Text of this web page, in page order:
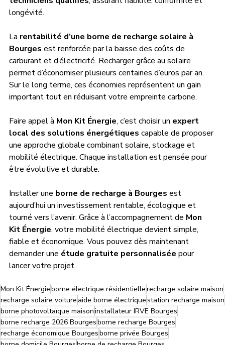
longévité.
La rentabilité d’une borne de recharge solaire à
Bourges est renforcée par la baisse des coûts de
carburant et d’électricité. Recharger grâce au solaire
permet d’économiser plusieurs centaines d’euros par an.
Sur le long terme, ces économies représentent un gain
important tout en réduisant votre empreinte carbone.
Faire appel à Mon Kit Énergie, c’est choisir un expert
local des solutions énergétiques capable de proposer
une approche globale combinant solaire, stockage et
mobilité électrique. Chaque installation est pensée pour
être évolutive et durable.
Installer une borne de recharge à Bourges est
aujourd’hui un investissement rentable, écologique et
tourné vers l’avenir. Grâce à l’accompagnement de Mon
Kit Énergie, votre mobilité électrique devient simple,
fiable et économique. Vous pouvez dès maintenant
demander une étude gratuite personnalisée pour
lancer votre projet.
Mon Kit Énergieborne électrique résidentiellerecharge solaire maison
recharge solaire voiture aide borne électriquestation recharge maison
borne photovoltaïque maisoninstallateur IRVE Bourges
borne recharge 2026 Bourgesborne recharge Bourges
recharge économique Bourgesborne privée Bourges